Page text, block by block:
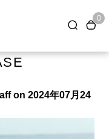
0
on 2024年07月24